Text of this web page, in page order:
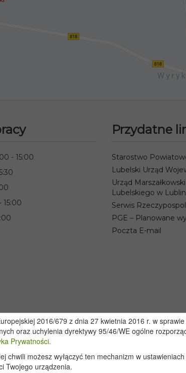
- 15:00
15:00
Przydatne
Starostwo
Lubelski Urząd
Urząd
Lubelskiego w
Serwis
PGE – Planowane
Poczta E-mail
2016/679 z dnia 27 kwietnia 2016 r. w
oraz uchylenia dyrektywy 95/46/WE ogólne
Prywatności.
chwili możesz wyłączyć ten mechanizm w
Twojego urządzenia.